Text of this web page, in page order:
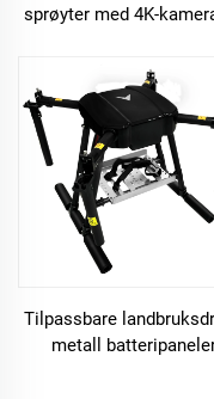
sprøyter med 4K-
Tilpassbare
metall